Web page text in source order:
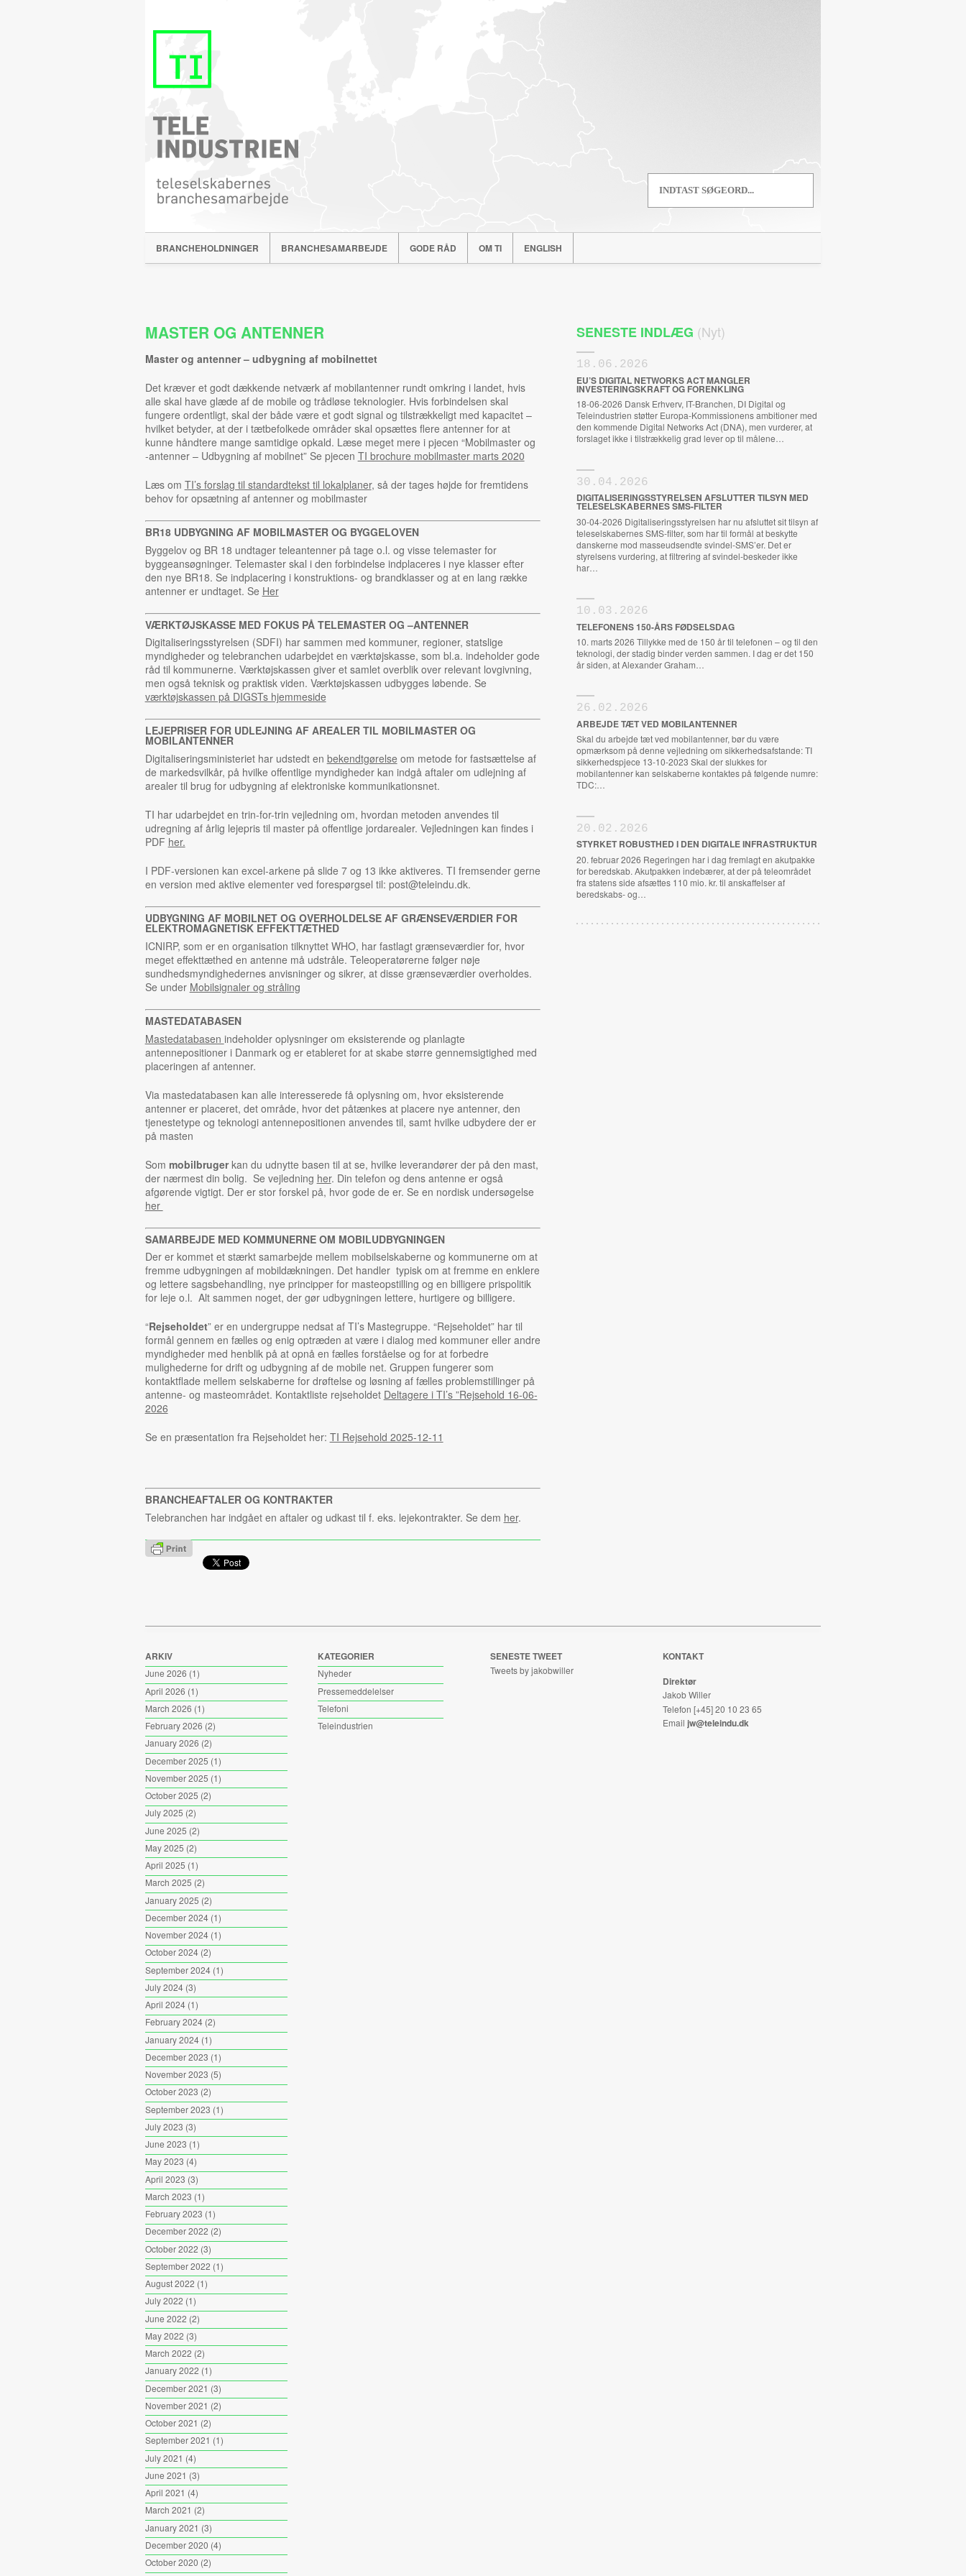
BRANCHEHOLDNINGER BRANCHESAMARBEJDE GODE RÅD OM TI ENGLISH
MASTER OG ANTENNER
Master og antenner – udbygning af mobilnettet
Det kræver et godt dækkende netværk af mobilantenner rundt omkring i landet, hvis
alle skal have glæde af de mobile og trådløse teknologier. Hvis forbindelsen skal
fungere ordentligt, skal der både være et godt signal og tilstrækkeligt med kapacitet –
hvilket betyder, at der i tætbefolkede områder skal opsættes flere antenner for at
kunne håndtere mange samtidige opkald. Læse meget mere i pjecen “Mobilmaster og
-antenner – Udbygning af mobilnet” Se pjecen TI brochure mobilmaster marts 2020
Læs om TI’s forslag til standardtekst til lokalplaner, så der tages højde for fremtidens
behov for opsætning af antenner og mobilmaster
BR18 UDBYGNING AF MOBILMASTER OG BYGGELOVEN
Byggelov og BR 18 undtager teleantenner på tage o.l. og visse telemaster for
byggeansøgninger. Telemaster skal i den forbindelse indplaceres i nye klasser efter
den nye BR18. Se indplacering i konstruktions- og brandklasser og at en lang række
antenner er undtaget. Se Her
VÆRKTØJSKASSE MED FOKUS PÅ TELEMASTER OG –ANTENNER
Digitaliseringsstyrelsen (SDFI) har sammen med kommuner, regioner, statslige
myndigheder og telebranchen udarbejdet en værktøjskasse, som bl.a. indeholder gode
råd til kommunerne. Værktøjskassen giver et samlet overblik over relevant lovgivning,
men også teknisk og praktisk viden. Værktøjskassen udbygges løbende. Se
værktøjskassen på DIGSTs hjemmeside
LEJEPRISER FOR UDLEJNING AF AREALER TIL MOBILMASTER OG
MOBILANTENNER
Digitaliseringsministeriet har udstedt en bekendtgørelse om metode for fastsættelse af
de markedsvilkår, på hvilke offentlige myndigheder kan indgå aftaler om udlejning af
arealer til brug for udbygning af elektroniske kommunikationsnet.
TI har udarbejdet en trin-for-trin vejledning om, hvordan metoden anvendes til
udregning af årlig lejepris til master på offentlige jordarealer. Vejledningen kan findes i
PDF her.
I PDF-versionen kan excel-arkene på slide 7 og 13 ikke aktiveres. TI fremsender gerne
en version med aktive elementer ved forespørgsel til: post@teleindu.dk.
UDBYGNING AF MOBILNET OG OVERHOLDELSE AF GRÆNSEVÆRDIER FOR
ELEKTROMAGNETISK EFFEKTTÆTHED
ICNIRP, som er en organisation tilknyttet WHO, har fastlagt grænseværdier for, hvor
meget effekttæthed en antenne må udstråle. Teleoperatørerne følger nøje
sundhedsmyndighedernes anvisninger og sikrer, at disse grænseværdier overholdes.
Se under Mobilsignaler og stråling
MASTEDATABASEN
Mastedatabasen indeholder oplysninger om eksisterende og planlagte
antennepositioner i Danmark og er etableret for at skabe større gennemsigtighed med
placeringen af antenner.
Via mastedatabasen kan alle interesserede få oplysning om, hvor eksisterende
antenner er placeret, det område, hvor det påtænkes at placere nye antenner, den
tjenestetype og teknologi antennepositionen anvendes til, samt hvilke udbydere der er
på masten
Som mobilbrugerkan du udnytte basen til at se, hvilke leverandører der på den mast,
der nærmest din bolig. Se vejledning her. Din telefon og dens antenne er også
afgørende vigtigt. Der er stor forskel på, hvor gode de er. Se en nordisk undersøgelse
her
SAMARBEJDE MED KOMMUNERNE OM MOBILUDBYGNINGEN
Der er kommet et stærkt samarbejde mellem mobilselskaberne og kommunerne om at
fremme udbygningen af mobildækningen. Det handler typisk om at fremme en enklere
og lettere sagsbehandling, nye principper for masteopstilling og en billigere prispolitik
for leje o.l. Alt sammen noget, der gør udbygningen lettere, hurtigere og billigere.
“Rejseholdet” er en undergruppe nedsat af TI’s Mastegruppe. “Rejseholdet” har til
formål gennem en fælles og enig optræden at være i dialog med kommuner eller andre
myndigheder med henblik på at opnå en fælles forståelse og for at forbedre
mulighederne for drift og udbygning af de mobile net. Gruppen fungerer som
kontaktflade mellem selskaberne for drøftelse og løsning af fælles problemstillinger på
antenne- og masteområdet. Kontaktliste rejseholdet Deltagere i TI’s ”Rejsehold 16-06-
2026
Se en præsentation fra Rejseholdet her: TI Rejsehold 2025-12-11
BRANCHEAFTALER OG KONTRAKTER
Telebranchen har indgået en aftaler og udkast til f. eks. lejekontrakter. Se dem her.
SENESTE INDLÆG (Nyt)
18.06.2026
EU’S DIGITAL NETWORKS ACT MANGLER
INVESTERINGSKRAFT OG FORENKLING
18-06-2026 Dansk Erhverv, IT-Branchen, DI Digital og
Teleindustrien støtter Europa-Kommissionens ambitioner med
den kommende Digital Networks Act (DNA), men vurderer, at
forslaget ikke i tilstrækkelig grad lever op til målene…
30.04.2026
DIGITALISERINGSSTYRELSEN AFSLUTTER TILSYN MED
TELESELSKABERNES SMS-FILTER
30-04-2026 Digitaliseringsstyrelsen har nu afsluttet sit tilsyn af
teleselskabernes SMS-filter, som har til formål at beskytte
danskerne mod masseudsendte svindel-SMS’er. Det er
styrelsens vurdering, at filtrering af svindel-beskeder ikke
har…
10.03.2026
TELEFONENS 150-ÅRS FØDSELSDAG
10. marts 2026 Tillykke med de 150 år til telefonen – og til den
teknologi, der stadig binder verden sammen. I dag er det 150
år siden, at Alexander Graham…
26.02.2026
ARBEJDE TÆT VED MOBILANTENNER
Skal du arbejde tæt ved mobilantenner, bør du være
opmærksom på denne vejledning om sikkerhedsafstande: TI
sikkerhedspjece 13-10-2023 Skal der slukkes for
mobilantenner kan selskaberne kontaktes på følgende numre:
TDC:…
20.02.2026
STYRKET ROBUSTHED I DEN DIGITALE INFRASTRUKTUR
20. februar 2026 Regeringen har i dag fremlagt en akutpakke
for beredskab. Akutpakken indebærer, at der på teleområdet
fra statens side afsættes 110 mio. kr. til anskaffelser af
beredskabs- og…
ARKIV
June 2026 (1)
April 2026 (1)
March 2026 (1)
February 2026 (2)
January 2026 (2)
December 2025 (1)
November 2025 (1)
October 2025 (2)
July 2025 (2)
June 2025 (2)
May 2025 (2)
April 2025 (1)
March 2025 (2)
January 2025 (2)
December 2024(1)
November 2024(1)
October 2024(2)
September 2024(1)
July 2024(3)
April 2024(1)
February 2024(2)
January 2024(1)
December 2023 (1)
November 2023 (5)
October 2023 (2)
September 2023 (1)
July 2023 (3)
June 2023 (1)
May 2023 (4)
April 2023 (3)
March 2023 (1)
February 2023 (1)
December 2022 (2)
October 2022 (3)
September 2022 (1)
August 2022 (1)
July 2022 (1)
June 2022 (2)
May 2022 (3)
March 2022 (2)
January 2022 (1)
December 2021 (3)
November 2021 (2)
October 2021 (2)
September 2021 (1)
July 2021 (4)
June 2021 (3)
April 2021 (4)
March 2021 (2)
January 2021 (3)
December 2020 (4)
October 2020 (2)
KATEGORIER
Nyheder
Pressemeddelelser
Telefoni
Teleindustrien
SENESTE TWEET
Tweets by jakobwiller
KONTAKT
Direktør
Jakob Willer
Telefon [+45] 20 10 23 65
Email jw@teleindu.dk